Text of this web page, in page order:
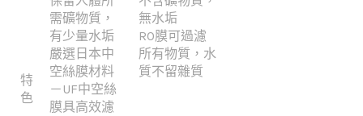
特
色
需礦物質，
有少量水垢
嚴選日本中
空絲膜材料
－UF中空絲
膜具高效濾
無水垢
RO膜可過濾
所有物質，水
質不留雜質